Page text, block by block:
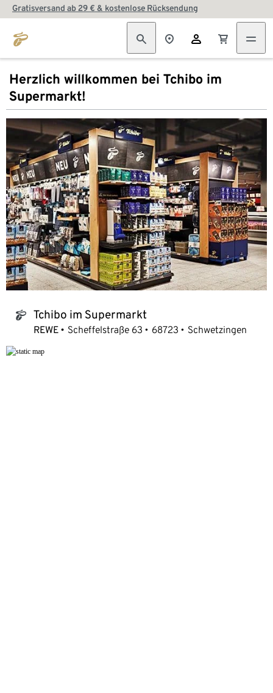
Gratisversand ab 29 € & kostenlose Rücksendung
Herzlich willkommen bei Tchibo im
Supermarkt!
tchibo_logo Tchibo im Supermarkt
REWE Scheffelstraße 63 68723 Schwetzingen